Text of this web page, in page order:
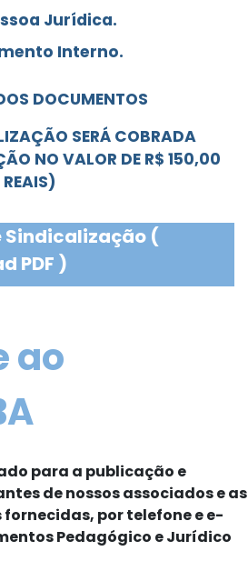
Jurídica.
Interno.
DOCUMENTOS
SERÁ COBRADA
NO VALOR DE R$ 150,00
Sindicalização (
PDF )
ao
para a publicação e
de nossos associados e as
por telefone e e-
Pedagógico e Jurídico